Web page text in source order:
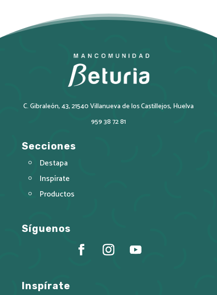
C. Gibraleón, 43, 21540 Villanueva de los Castillejos, Huelva
959 38 72 81
Secciones
Destapa
Inspírate
Productos
Síguenos
Inspírate